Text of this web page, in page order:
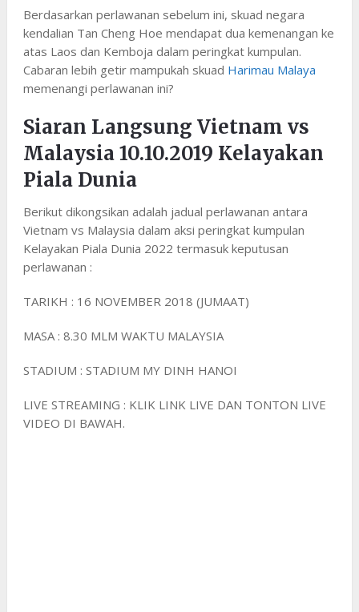
Berdasarkan perlawanan sebelum ini, skuad negara
kendalian Tan Cheng Hoe mendapat dua kemenangan ke
atas Laos dan Kemboja dalam peringkat kumpulan.
Cabaran lebih getir mampukah skuad Harimau Malaya
memenangi perlawanan ini?
Siaran Langsung Vietnam vs
Malaysia 10.10.2019 Kelayakan
Piala Dunia
Berikut dikongsikan adalah jadual perlawanan antara
Vietnam vs Malaysia dalam aksi peringkat kumpulan
Kelayakan Piala Dunia 2022 termasuk keputusan
perlawanan :
TARIKH : 16 NOVEMBER 2018 (JUMAAT)
MASA : 8.30 MLM WAKTU MALAYSIA
STADIUM : STADIUM MY DINH HANOI
LIVE STREAMING : KLIK LINK LIVE DAN TONTON LIVE
VIDEO DI BAWAH.